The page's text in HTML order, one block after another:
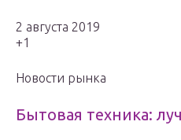
2 августа 2019
+1
Новости рынка
Бытовая техника: